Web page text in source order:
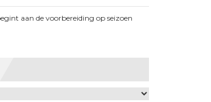
aan de voorbereiding op seizoen